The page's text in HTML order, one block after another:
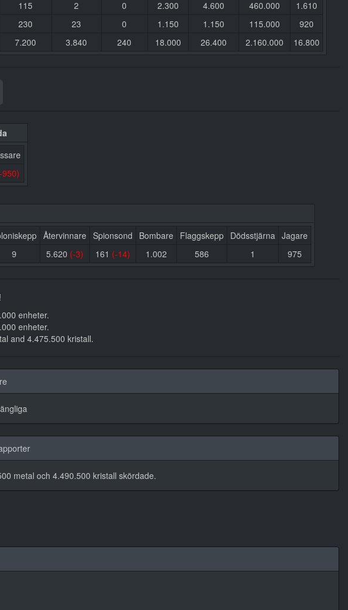
115 2 0 2.300 4.600 460.000
1.610
230 23 0 1.150 1.150 115.000
920
7.200 3.840 240 18.000 26.400 2.160.000 16.800
950)
Återvinnare Spionsond Bombare Flaggskepp Dödsstjärna Jagare
9 5.620 (-3) 161 (-14) 1.002 586 1 975
enheter.
enheter.
and 4.475.500 kristall.
metal och 4.490.500 kristall skördade.